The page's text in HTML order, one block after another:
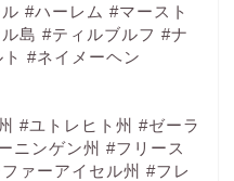
#ハーレム #マースト
島 #ティルブルフ #ナ
#ネイメーヘン
#ユトレヒト州 #ゼーラ
ニンゲン州 #フリース
ァーアイセル州 #フレ